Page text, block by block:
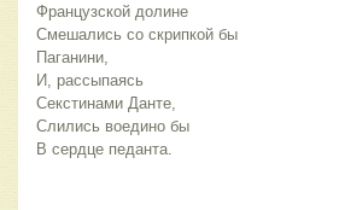
Французской долине
Смешались со скрипкой бы
Паганини,
И, рассыпаясь
Секстинами Данте,
Слились воедино бы
В сердце педанта.